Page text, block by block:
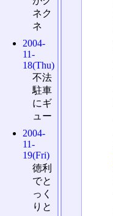
ネク
ネ
2004-
11-
18(Thu)
不法
駐車
にギ
ュー
2004-
11-
19(Fri)
徳利
でと
っく
りと